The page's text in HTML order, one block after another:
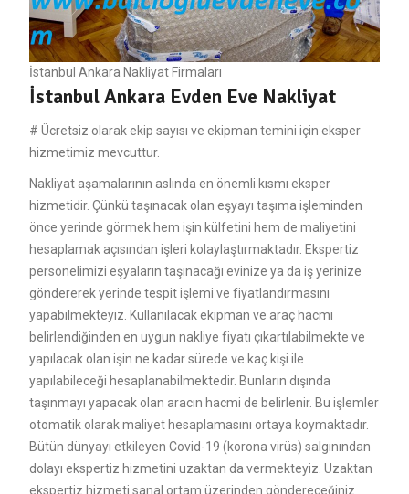
İstanbul Ankara Nakliyat Firmaları
İstanbul Ankara Evden Eve Nakliyat
# Ücretsiz olarak ekip sayısı ve ekipman temini için eksper
hizmetimiz mevcuttur.
Nakliyat aşamalarının aslında en önemli kısmı eksper
hizmetidir. Çünkü taşınacak olan eşyayı taşıma işleminden
önce yerinde görmek hem işin külfetini hem de maliyetini
hesaplamak açısından işleri kolaylaştırmaktadır. Ekspertiz
personelimizi eşyaların taşınacağı evinize ya da iş yerinize
göndererek yerinde tespit işlemi ve fiyatlandırmasını
yapabilmekteyiz. Kullanılacak ekipman ve araç hacmi
belirlendiğinden en uygun nakliye fiyatı çıkartılabilmekte ve
yapılacak olan işin ne kadar sürede ve kaç kişi ile
yapılabileceği hesaplanabilmektedir. Bunların dışında
taşınmayı yapacak olan aracın hacmi de belirlenir. Bu işlemler
otomatik olarak maliyet hesaplamasını ortaya koymaktadır.
Bütün dünyayı etkileyen Covid-19 (korona virüs) salgınından
dolayı ekspertiz hizmetini uzaktan da vermekteyiz. Uzaktan
ekspertiz hizmeti sanal ortam üzerinden göndereceğiniz